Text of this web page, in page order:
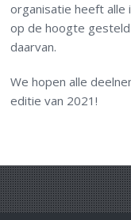
organisatie heeft alle
op de hoogte
daarvan.
We hopen alle
editie van 2021!